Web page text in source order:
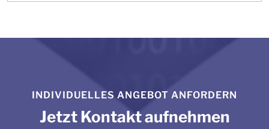
INDIVIDUELLES ANGEBOT ANFORDERN
Jetzt Kontakt aufnehmen